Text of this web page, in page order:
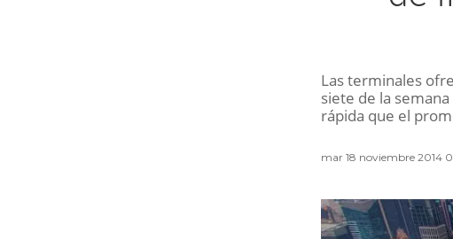
Las terminales
siete de la
rápida que el
mar 18 noviembre 2014